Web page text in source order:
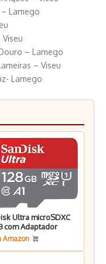
– Lamego
– Lamego
– Viseu
Lamego
Ultra microSDXC
com Adaptador
Amazon